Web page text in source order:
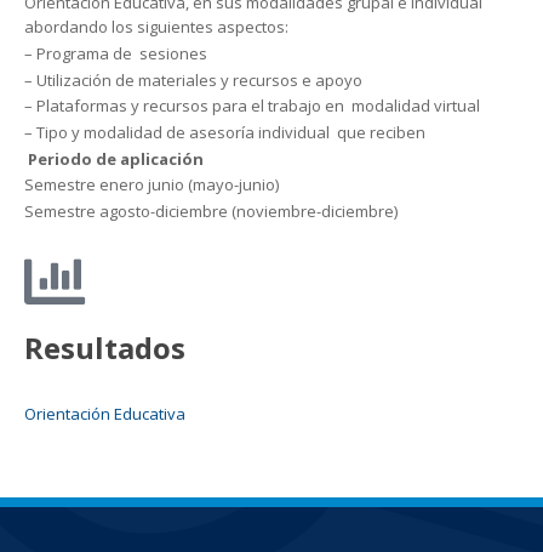
abordando los siguientes aspectos:
– Programa de sesiones
– Utilización de materiales y recursos e apoyo
– Plataformas y recursos para el trabajo en modalidad virtual
– Tipo y modalidad de asesoría individual que reciben
Periodo de aplicación
Semestre enero junio (mayo-junio)
Semestre agosto-diciembre (noviembre-diciembre)
Resultados
Orientación Educativa